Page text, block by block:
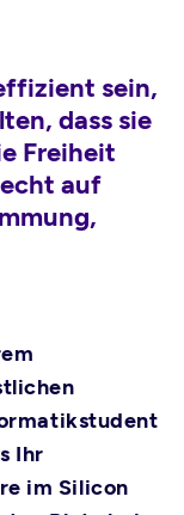
sein,
dass sie
Freiheit
auf
Ihr
im Silicon